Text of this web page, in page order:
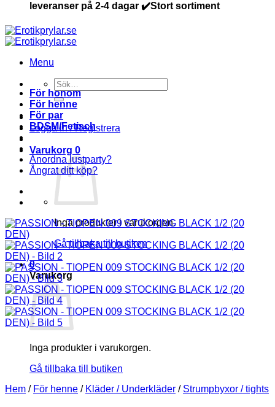
leveranser på 2-4 dagar ✔️Stort sortiment
Menu
Sök
efter:
Logga in / Registrera
Varukorg 0
Inga produkter i varukorgen.
Gå tillbaka till butiken
0
Varukorg
Inga produkter i varukorgen.
Gå tillbaka till butiken
För honom
För henne
För par
BDSM/Fetisch
Anordna lustparty?
Ångrat ditt köp?
Hem / För henne / Kläder / Underkläder / Strumpbyxor / tights